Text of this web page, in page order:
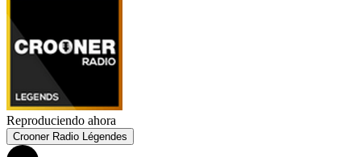
Reproduciendo ahora
Crooner Radio Légendes